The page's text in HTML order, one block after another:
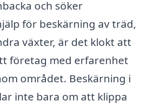
och söker
för beskärning av träd,
växter, är det klokt att
företag med erfarenhet
området. Beskärning i
inte bara om att klippa